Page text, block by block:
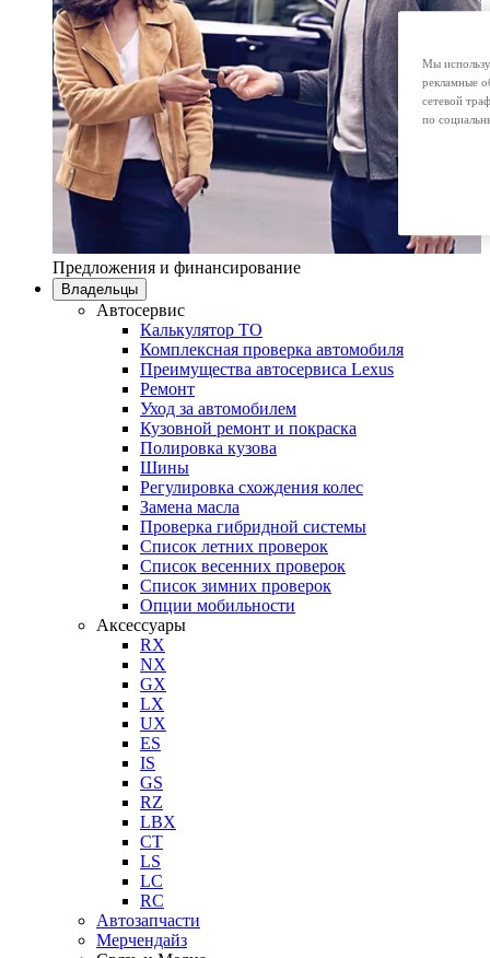
Предложения и финансирование
Владельцы
Автосервис
Калькулятор ТО
Комплексная проверка автомобиля
Преимущества автосервиса Lexus
Ремонт
Уход за автомобилем
Кузовной ремонт и покраска
Полировка кузова
Шины
Регулировка схождения колес
Замена масла
Проверка гибридной системы
Список летних проверок
Список весенних проверок
Список зимних проверок
Опции мобильности
Аксессуары
RX
NX
GX
LX
UX
ES
IS
GS
RZ
LBX
CT
LS
LC
RC
Автозапчасти
Мерчендайз
Мы
рекламные
сетевой
по